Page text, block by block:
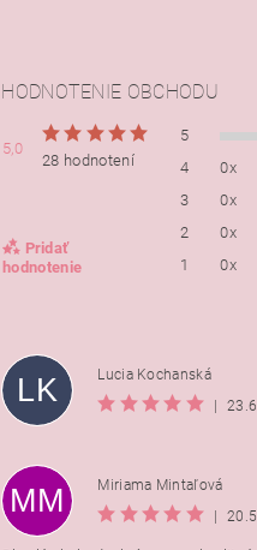
HODNOTENIE OBCHODU
5,0
28 hodnotení
Pridať
hodnotenie
5
4
0x
3
0x
2
0x
1
0x
LK
Lucia Kochanská
MM
Miriama Mintaľová